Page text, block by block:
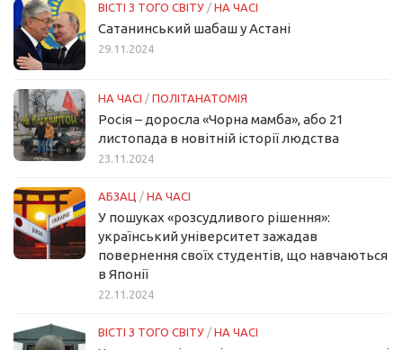
ВІСТІ З ТОГО СВІТУ / НА ЧАСІ
Сатанинський шабаш у Астані
29.11.2024
НА ЧАСІ / ПОЛІТАНАТОМІЯ
Росія – доросла «Чорна мамба», або 21
листопада в новітній історії людства
23.11.2024
АБЗАЦ / НА ЧАСІ
У пошуках «розсудливого рішення»:
український університет зажадав
повернення своїх студентів, що навчаються
в Японії
22.11.2024
ВІСТІ З ТОГО СВІТУ / НА ЧАСІ